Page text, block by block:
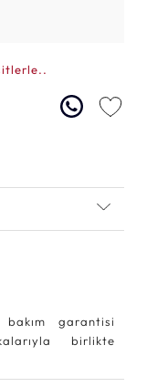
garantisi
birlikte